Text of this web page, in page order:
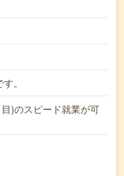
。
)のスピード就業が可